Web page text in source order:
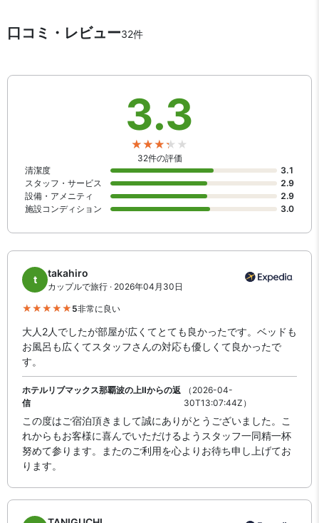
口コミ・レビュー32件
3.3
32件の評価
清潔度
3.1
スタッフ・サービス
2.9
設備・アメニティ
2.9
施設コンディション
3.0
t
takahiro
カップルで旅行 · 2026年04月30日
5非常に良い
大人2人でしたが部屋が広くてとても良かったです。ベッドも
お風呂も広くてスタッフさんの対応も優しくて良かったで
す。
ホテルリブマックス那覇波の上Ⅱからの返
信
（2026-04-
30T13:07:44Z）
この度はご宿泊頂きまして誠にありがとうございました。こ
れからもお客様に喜んでいただけるようスタッフ一同精一杯
努めて参ります。またのご利用を心よりお待ち申し上げてお
ります。